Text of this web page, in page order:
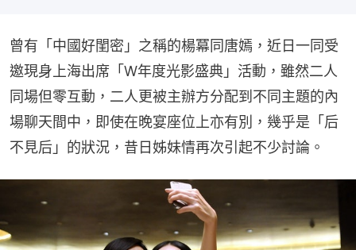
曾有「中國好閨密」之稱的楊冪同唐嫣，近日一同受
邀現身上海出席「W年度光影盛典」活動，雖然二人
同場但零互動，二人更被主辦方分配到不同主題的內
場聊天間中，即使在晚宴座位上亦有別，幾乎是「后
不見后」的狀況，昔日姊妹情再次引起不少討論。